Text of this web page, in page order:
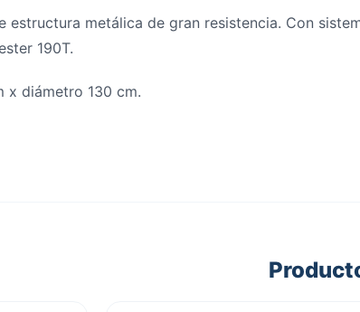
estructura metálica de gran resistencia. Con
190T.
x diámetro 130 cm.